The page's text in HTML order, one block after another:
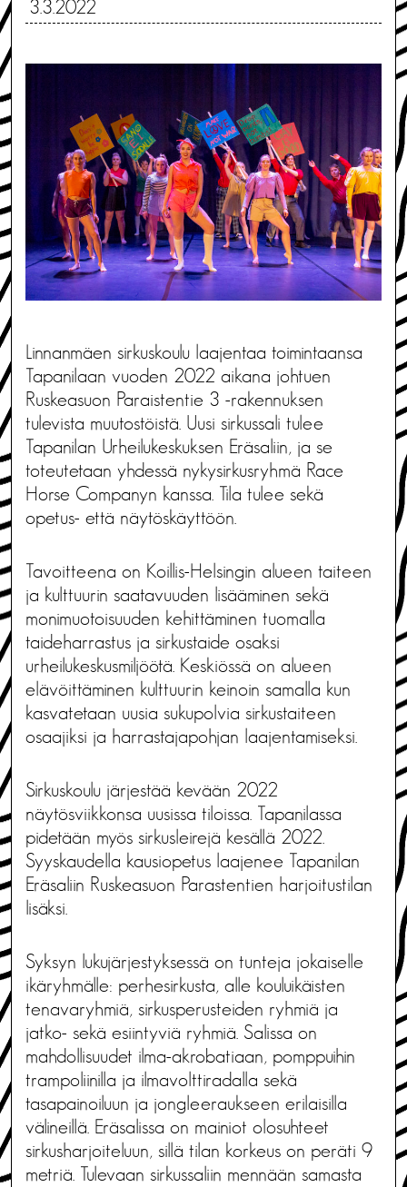
3.3.2022
Linnanmäen sirkuskoulu laajentaa toimintaansa
Tapanilaan vuoden 2022 aikana johtuen
Ruskeasuon Paraistentie 3 -rakennuksen
tulevista muutostöistä. Uusi sirkussali tulee
Tapanilan Urheilukeskuksen Eräsaliin, ja se
toteutetaan yhdessä nykysirkusryhmä Race
Horse Companyn kanssa. Tila tulee sekä
opetus- että näytöskäyttöön.
Tavoitteena on Koillis-Helsingin alueen taiteen
ja kulttuurin saatavuuden lisääminen sekä
monimuotoisuuden kehittäminen tuomalla
taideharrastus ja sirkustaide osaksi
urheilukeskusmiljöötä. Keskiössä on alueen
elävöittäminen kulttuurin keinoin samalla kun
kasvatetaan uusia sukupolvia sirkustaiteen
osaajiksi ja harrastajapohjan laajentamiseksi.
Sirkuskoulu järjestää kevään 2022
näytösviikkonsa uusissa tiloissa. Tapanilassa
pidetään myös sirkusleirejä kesällä 2022.
Syyskaudella kausiopetus laajenee Tapanilan
Eräsaliin Ruskeasuon Parastentien harjoitustilan
lisäksi.
Syksyn lukujärjestyksessä on tunteja jokaiselle
ikäryhmälle: perhesirkusta, alle kouluikäisten
tenavaryhmiä, sirkusperusteiden ryhmiä ja
jatko- sekä esiintyviä ryhmiä. Salissa on
mahdollisuudet ilma-akrobatiaan, pomppuihin
trampoliinilla ja ilmavolttiradalla sekä
tasapainoiluun ja jongleeraukseen erilaisilla
välineillä. Eräsalissa on mainiot olosuhteet
sirkusharjoiteluun, sillä tilan korkeus on peräti 9
metriä. Tulevaan sirkussaliin mennään samasta